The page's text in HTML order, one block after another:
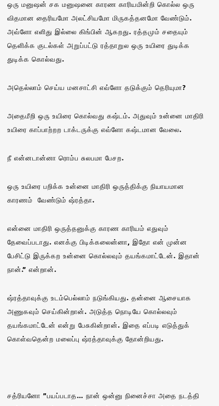
ஒரு மனுஷன் சக மனுஷனை காரண காரியமின்றி கொல்ல ஒரு
விதமான தைரியமோ அலட்சியமோ மிருகத்தனமோ வேண்டும்.
அவ்ளோ எளிது இல்லை கிங்பின் ஆகறது. ரத்தமும் சதையும்
தெளிக்க குடல்கள் அறுப்பட்டு ரத்தாறுல ஒரு உயிரை துடிக்க
துடிக்க கொல்வது.
அதெல்லாம் செய்ய மனசாட்சி எவ்ளோ தடுக்கும் தெரியுமா?
அதைமீறி ஒரு உயிரை கொல்வது கஷ்டம். அதுவும் உன்னை மாதிரி
உயிரை காப்பாற்றற டாக்டருக்கு எவ்ளோ கஷ்டமான வேலை.
நீ என்னடான்னா ரொம்ப சுலபமா பேசற.
ஒரு உயிரை பறிக்க உன்னை மாதிரி ஒருத்திக்கு நியாயமான
காரணம் வேண்டும் ஷ்ரத்தா.
என்னை மாதிரி ஒருத்தனுக்கு காரண காரியம் எதுவும்
தேவைப்படாது. எனக்கு பிடிக்கலைன்னா, இதோ என் முன்ன
பேசிட்டு இருக்கற உன்னை கொல்லவும் தயங்கமாட்டேன். இதான்
நான்.” என்றான்.‌
ஷ்ரத்தாவுக்கு உடம்பெல்லாம் நடுங்கியது. தன்னை ஆசையாக
அணுகவும் செய்கின்றான். அடுத்த நொடியே கொல்லவும்
தயங்கமாட்டேன் என்று பேசுகின்றான். இதை எப்படி எடுத்துக்
கொள்வதென்ற மலைப்பு ஷ்ரத்தாவுக்கு தோன்றியது.
சத்ரியனோ ”பயப்படாத… நான் ஒன்னு நினைச்சா அதை நடத்தி